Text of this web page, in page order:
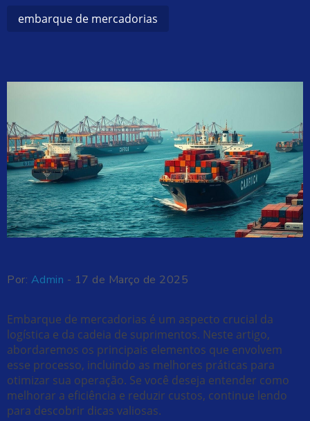
embarque de mercadorias
Por: Admin - 17 de Março de 2025
Embarque de mercadorias é um aspecto crucial da
logística e da cadeia de suprimentos. Neste artigo,
abordaremos os principais elementos que envolvem
esse processo, incluindo as melhores práticas para
otimizar sua operação. Se você deseja entender como
melhorar a eficiência e reduzir custos, continue lendo
para descobrir dicas valiosas.